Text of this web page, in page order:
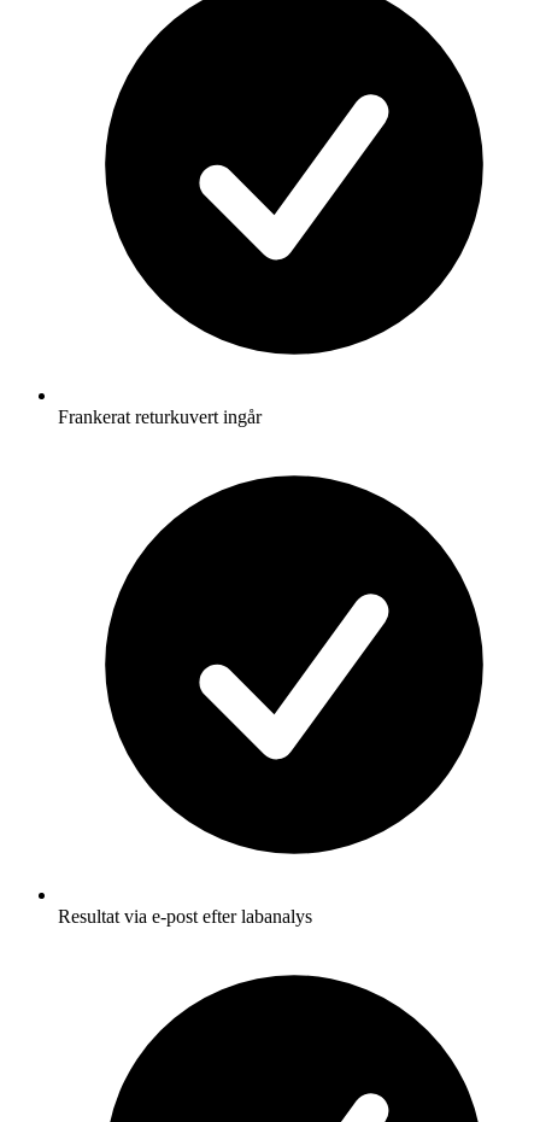
Frankerat returkuvert ingår
Resultat via e-post efter labanalys